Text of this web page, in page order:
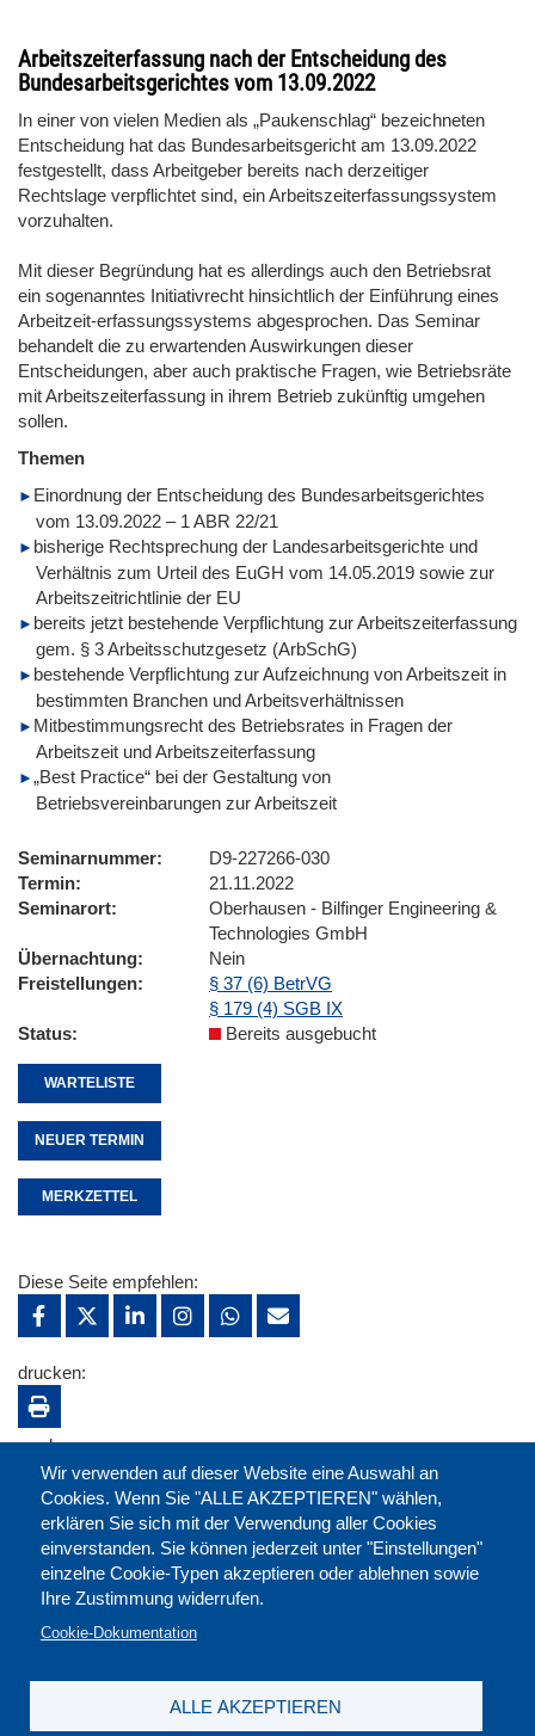
Arbeitszeiterfassung nach der Entscheidung des
Bundesarbeitsgerichtes vom 13.09.2022
In einer von vielen Medien als „Paukenschlag“ bezeichneten
Entscheidung hat das Bundesarbeitsgericht am 13.09.2022
festgestellt, dass Arbeitgeber bereits nach derzeitiger
Rechtslage verpflichtet sind, ein Arbeitszeiterfassungssystem
vorzuhalten.
Mit dieser Begründung hat es allerdings auch den Betriebsrat
ein sogenanntes Initiativrecht hinsichtlich der Einführung eines
Arbeitzeit-erfassungssystems abgesprochen. Das Seminar
behandelt die zu erwartenden Auswirkungen dieser
Entscheidungen, aber auch praktische Fragen, wie Betriebsräte
mit Arbeitszeiterfassung in ihrem Betrieb zukünftig umgehen
sollen.
Themen
Einordnung der Entscheidung des Bundesarbeitsgerichtes
vom 13.09.2022 – 1 ABR 22/21
bisherige Rechtsprechung der Landesarbeitsgerichte und
Verhältnis zum Urteil des EuGH vom 14.05.2019 sowie zur
Arbeitszeitrichtlinie der EU
bereits jetzt bestehende Verpflichtung zur Arbeitszeiterfassung
gem. § 3 Arbeitsschutzgesetz (ArbSchG)
bestehende Verpflichtung zur Aufzeichnung von Arbeitszeit in
bestimmten Branchen und Arbeitsverhältnissen
Mitbestimmungsrecht des Betriebsrates in Fragen der
Arbeitszeit und Arbeitszeiterfassung
„Best Practice“ bei der Gestaltung von
Betriebsvereinbarungen zur Arbeitszeit
Seminarnummer
D9-227266-030
Termin
21.11.2022
Seminarort
Oberhausen - Bilfinger Engineering &
Technologies GmbH
Übernachtung
Nein
Freistellungen
§ 37 (6) BetrVG
§ 179 (4) SGB IX
Status
Bereits ausgebucht
WARTELISTE
NEUER TERMIN
MERKZETTEL
Wir verwenden auf dieser Website eine Auswahl an
Cookies. Wenn Sie "ALLE AKZEPTIEREN" wählen,
erklären Sie sich mit der Verwendung aller Cookies
einverstanden. Sie können jederzeit unter "Einstellungen"
einzelne Cookie-Typen akzeptieren oder ablehnen sowie
Ihre Zustimmung widerrufen.
Cookie-Dokumentation
ALLE AKZEPTIEREN
Diese Seite empfehlen:
drucken:
merken: